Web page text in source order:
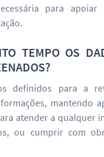
para
TEMPO OS
definidos para a
mantendo
atender a qualquer
ou cumprir com